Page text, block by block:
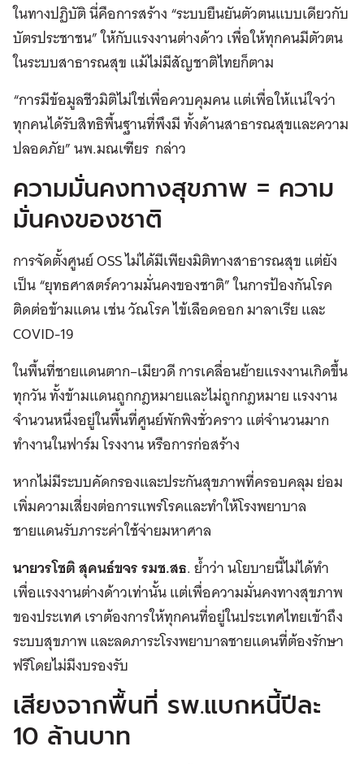
ในทางปฏิบัติ นี่คือการสร้าง “ระบบยืนยันตัวตนแบบเดียวกับ
บัตรประชาชน” ให้กับแรงงานต่างด้าว เพื่อให้ทุกคนมีตัวตน
ในระบบสาธารณสุข แม้ไม่มีสัญชาติไทยก็ตาม
“การมีข้อมูลชีวมิติไม่ใช่เพื่อควบคุมคน แต่เพื่อให้แน่ใจว่า
ทุกคนได้รับสิทธิพื้นฐานที่พึงมี ทั้งด้านสาธารณสุขและความ
ปลอดภัย” นพ.มณเฑียร กล่าว
ความมั่นคงทางสุขภาพ = ความ
มั่นคงของชาติ
การจัดตั้งศูนย์ OSS ไม่ได้มีเพียงมิติทางสาธารณสุข แต่ยัง
เป็น “ยุทธศาสตร์ความมั่นคงของชาติ” ในการป้องกันโรค
ติดต่อข้ามแดน เช่น วัณโรค ไข้เลือดออก มาลาเรีย และ
COVID-19
ในพื้นที่ชายแดนตาก–เมียวดี การเคลื่อนย้ายแรงงานเกิดขึ้น
ทุกวัน ทั้งข้ามแดนถูกกฎหมายและไม่ถูกกฎหมาย แรงงาน
จำนวนหนึ่งอยู่ในพื้นที่ศูนย์พักพิงชั่วคราว แต่จำนวนมาก
ทำงานในฟาร์ม โรงงาน หรือการก่อสร้าง
หากไม่มีระบบคัดกรองและประกันสุขภาพที่ครอบคลุม ย่อม
เพิ่มความเสี่ยงต่อการแพร่โรคและทำให้โรงพยาบาล
ชายแดนรับภาระค่าใช้จ่ายมหาศาล
นายวรโชติ สุคนธ์ขจร รมช.สธ. ย้ำว่า นโยบายนี้ไม่ได้ทำ
เพื่อแรงงานต่างด้าวเท่านั้น แต่เพื่อความมั่นคงทางสุขภาพ
ของประเทศ เราต้องการให้ทุกคนที่อยู่ในประเทศไทยเข้าถึง
ระบบสุขภาพ และลดภาระโรงพยาบาลชายแดนที่ต้องรักษา
ฟรีโดยไม่มีงบรองรับ
เสียงจากพื้นที่ รพ.แบกหนี้ปีละ
10 ล้านบาท